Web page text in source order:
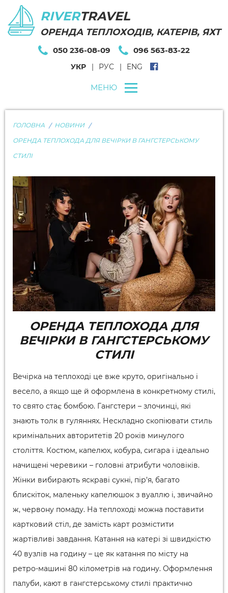
RIVERTRAVEL
ОРЕНДА ТЕПЛОХОДІВ, КАТЕРІВ, ЯХТ
050 236-08-09 096 563-83-22
УКР РУС ENG
МЕНЮ
ГОЛОВНА
НОВИНИ
ОРЕНДА ТЕПЛОХОДА ДЛЯ ВЕЧІРКИ В ГАНГСТЕРСЬКОМУ
СТИЛІ
ОРЕНДА ТЕПЛОХОДА ДЛЯ
ВЕЧІРКИ В ГАНГСТЕРСЬКОМУ
СТИЛІ
Вечірка на теплоході це вже круто, оригінально і
весело, а якщо ще й оформлена в конкретному стилі,
то свято стає бомбою. Гангстери – злочинці, які
знають толк в гуляннях. Нескладно скопіювати стиль
кримінальних авторитетів 20 років минулого
століття. Костюм, капелюх, кобура, сигара і ідеально
начищені черевики – головні атрибути чоловіків.
Жінки вибирають яскраві сукні, пір’я, багато
блискіток, маленьку капелюшок з вуаллю і, звичайно
ж, червону помаду. На теплоході можна поставити
картковий стіл, де замість карт розмістити
жартівливі завдання. Катання на катері зі швидкістю
40 вузлів на годину – це як катання по місту на
ретро-машині 80 кілометрів на годину. Оформлення
палуби, кают в гангстерському стилі практично